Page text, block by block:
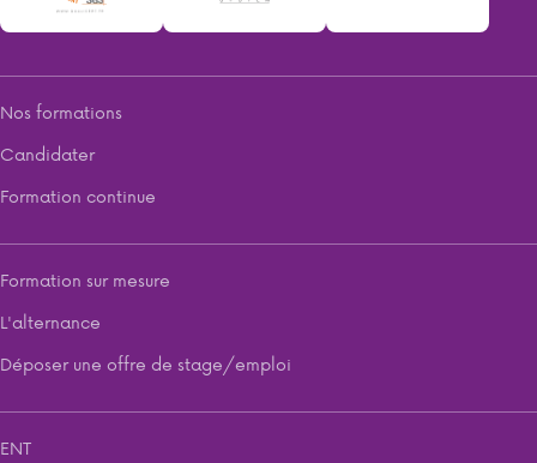
Nos formations
Candidater
Formation continue
Formation sur mesure
L'alternance
Déposer une offre de stage/emploi
ENT